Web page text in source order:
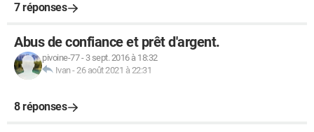
7 réponses
Abus de confiance et prêt d'argent.
pivoine-77- 3 sept. 2016 à 18:32
Ivan-26 août 2021 à 22:31
8 réponses